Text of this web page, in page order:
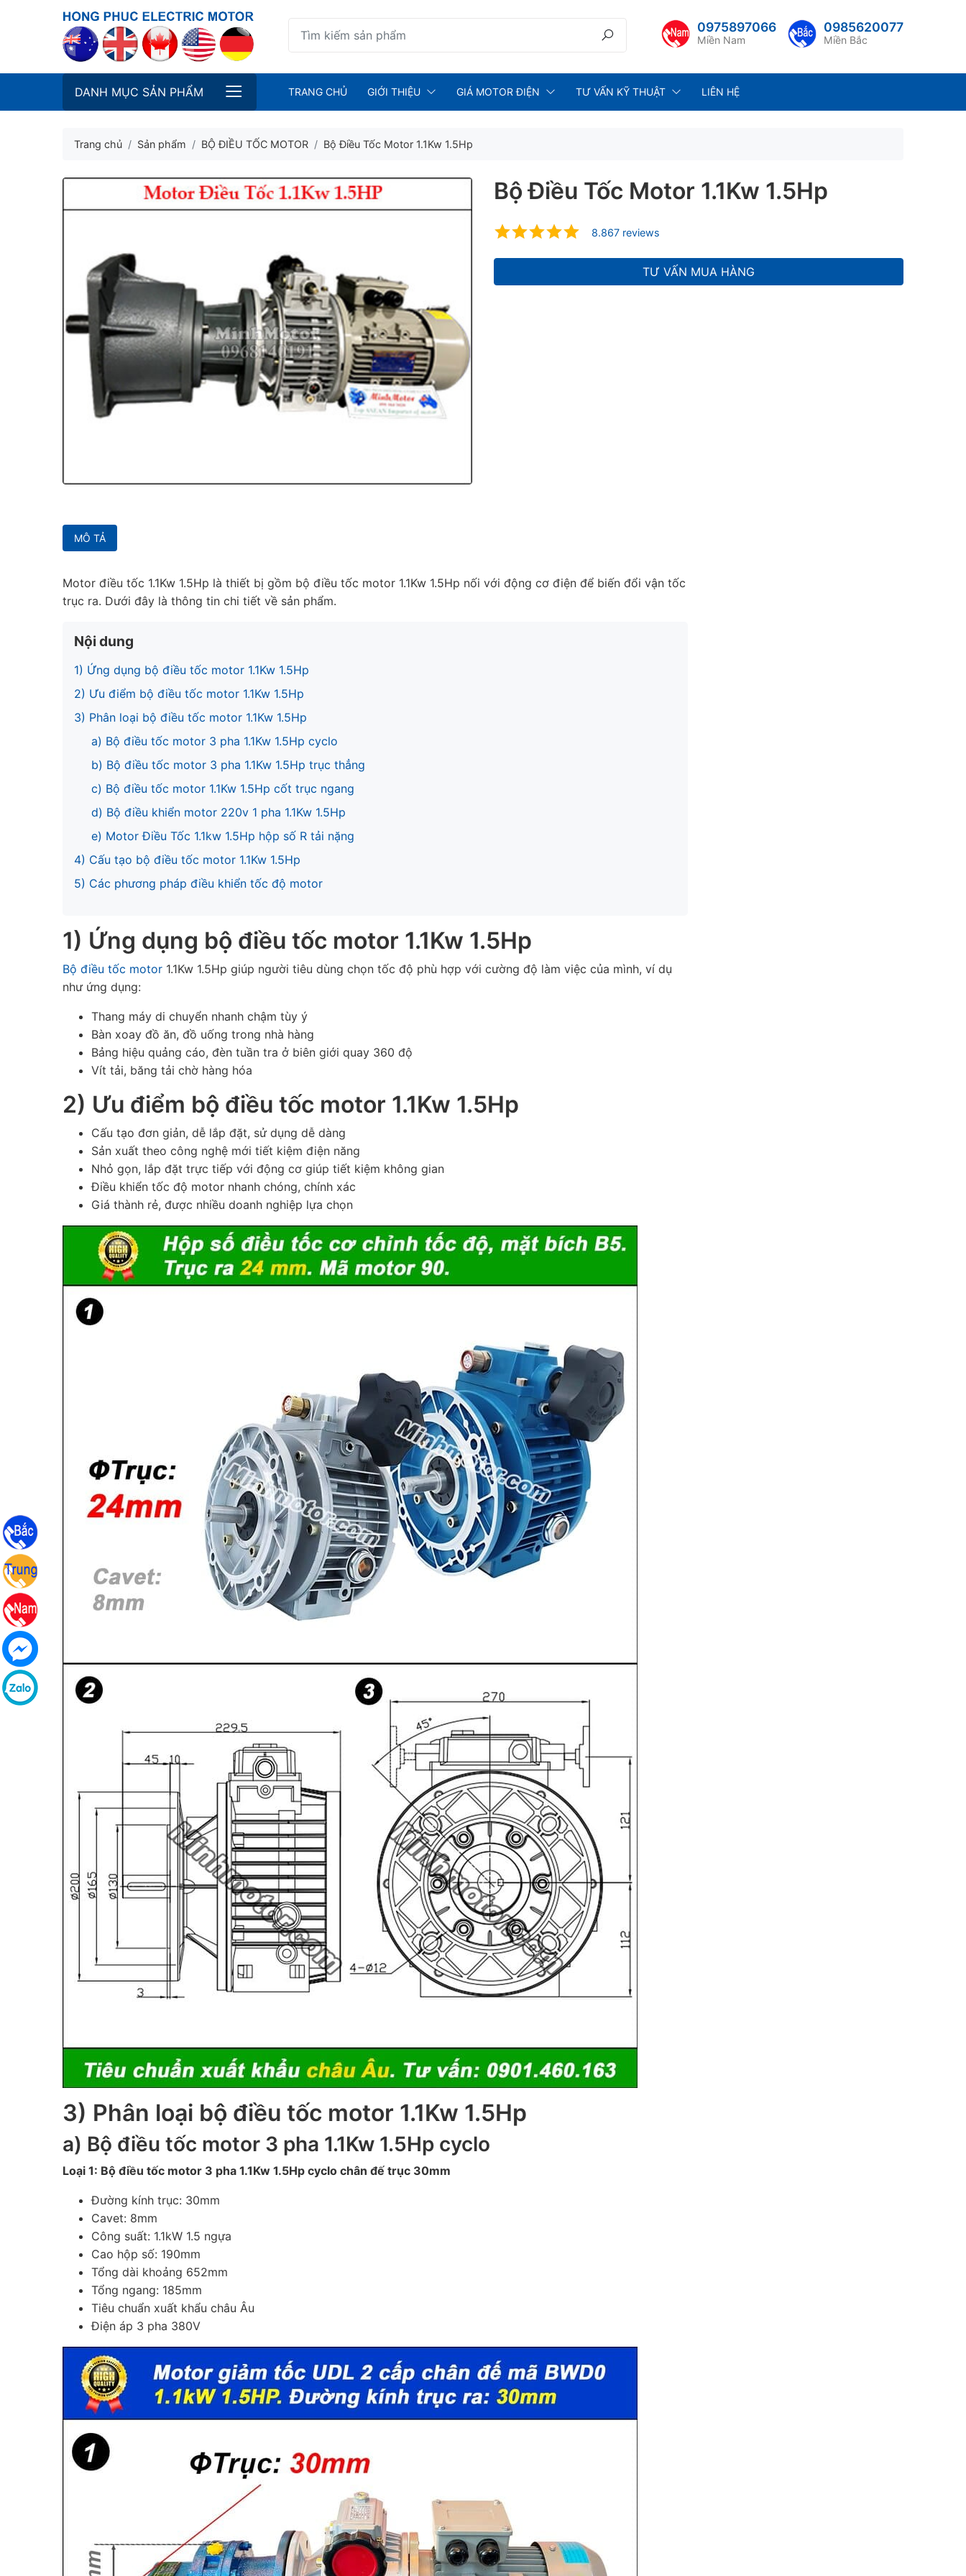
0975897066
Miền Nam
0985620077
Miền Bắc
DANH MỤC SẢN PHẨM TRANG CHỦ GIỚI THIỆU GIÁ MOTOR ĐIỆN TƯ VẤN KỸ THUẬT LIÊN HỆ
Trang chủ Sản phẩm BỘ ĐIỀU TỐC MOTOR Bộ Điều Tốc Motor 1.1Kw 1.5Hp
Bộ Điều Tốc Motor 1.1Kw 1.5Hp
8.867 reviews
TƯ VẤN MUA HÀNG
MÔ TẢ
Motor điều tốc 1.1Kw 1.5Hp là thiết bị gồm bộ điều tốc motor 1.1Kw 1.5Hp nối với động cơ điện để biến đổi vận tốc
trục ra. Dưới đây là thông tin chi tiết về sản phẩm.
Nội dung
1) Ứng dụng bộ điều tốc motor 1.1Kw 1.5Hp
2) Ưu điểm bộ điều tốc motor 1.1Kw 1.5Hp
3) Phân loại bộ điều tốc motor 1.1Kw 1.5Hp
a) Bộ điều tốc motor 3 pha 1.1Kw 1.5Hp cyclo
b) Bộ điều tốc motor 3 pha 1.1Kw 1.5Hp trục thẳng
c) Bộ điều tốc motor 1.1Kw 1.5Hp cốt trục ngang
d) Bộ điều khiển motor 220v 1 pha 1.1Kw 1.5Hp
e) Motor Điều Tốc 1.1kw 1.5Hp hộp số R tải nặng
4) Cấu tạo bộ điều tốc motor 1.1Kw 1.5Hp
5) Các phương pháp điều khiển tốc độ motor
1) Ứng dụng bộ điều tốc motor 1.1Kw 1.5Hp
Bộ điều tốc motor 1.1Kw 1.5Hp giúp người tiêu dùng chọn tốc độ phù hợp với cường độ làm việc của mình, ví dụ
như ứng dụng:
Thang máy di chuyển nhanh chậm tùy ý
Bàn xoay đồ ăn, đồ uống trong nhà hàng
Bảng hiệu quảng cáo, đèn tuần tra ở biên giới quay 360 độ
Vít tải, băng tải chờ hàng hóa
2) Ưu điểm bộ điều tốc motor 1.1Kw 1.5Hp
Cấu tạo đơn giản, dễ lắp đặt, sử dụng dễ dàng
Sản xuất theo công nghệ mới tiết kiệm điện năng
Nhỏ gọn, lắp đặt trực tiếp với động cơ giúp tiết kiệm không gian
Điều khiển tốc độ motor nhanh chóng, chính xác
Giá thành rẻ, được nhiều doanh nghiệp lựa chọn
3) Phân loại bộ điều tốc motor 1.1Kw 1.5Hp
a) Bộ điều tốc motor 3 pha 1.1Kw 1.5Hp cyclo
Loại 1: Bộ điều tốc motor 3 pha 1.1Kw 1.5Hp cyclo chân đế trục 30mm
Đường kính trục: 30mm
Cavet: 8mm
Công suất: 1.1kW 1.5 ngựa
Cao hộp số: 190mm
Tổng dài khoảng 652mm
Tổng ngang: 185mm
Tiêu chuẩn xuất khẩu châu Âu
Điện áp 3 pha 380V